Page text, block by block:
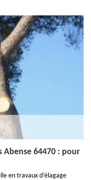
Abense 64470 : pour
en travaux d’élagage